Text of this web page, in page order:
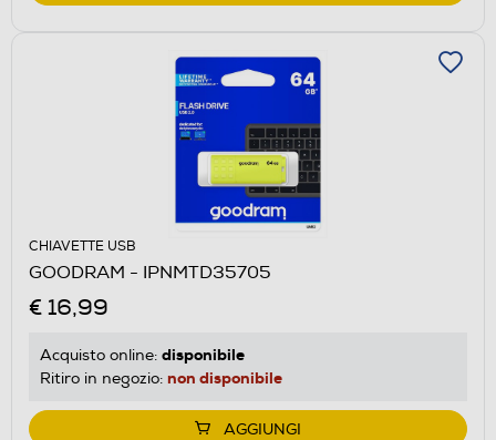
CHIAVETTE USB
GOODRAM - IPNMTD35705
€ 16,99
Acquisto online: disponibile
Ritiro in negozio: non disponibile
AGGIUNGI